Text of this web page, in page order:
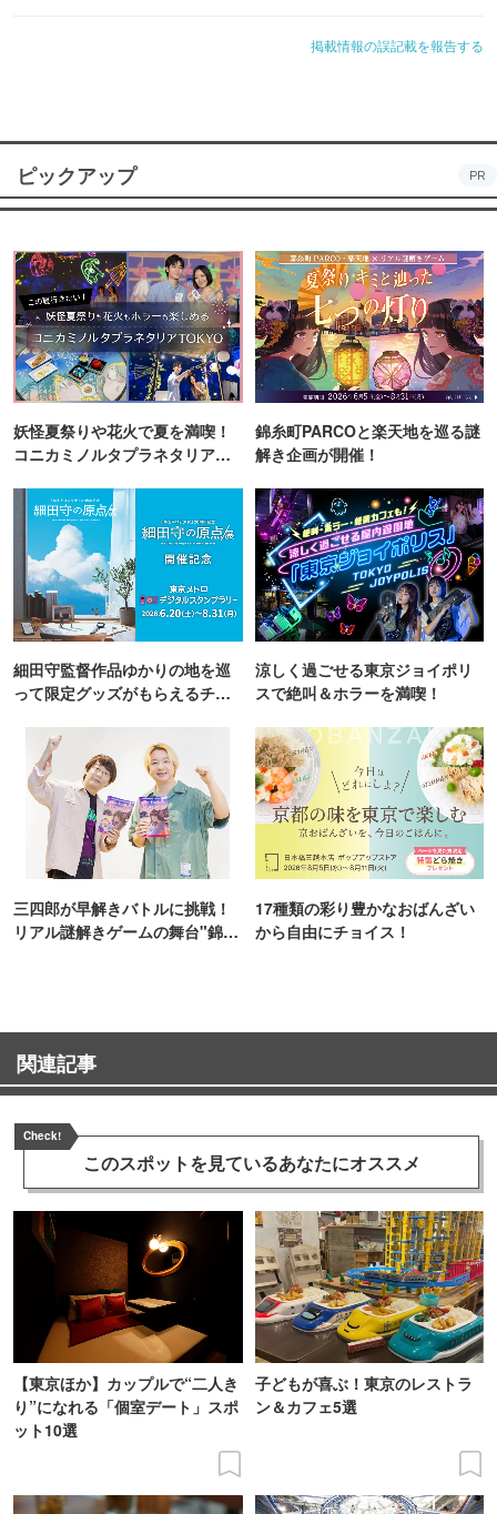
掲載情報の誤記載を報告する
ピックアップ PR
妖怪夏祭りや花火で夏を満喫！
コニカミノルタプラネタリア
錦糸町PARCOと楽天地を巡る謎
解き企画が開催！
細田守監督作品ゆかりの地を巡
って限定グッズがもらえるチャ
涼しく過ごせる東京ジョイポリ
スで絶叫＆ホラーを満喫！
三四郎が早解きバトルに挑戦！
リアル謎解きゲームの舞台"錦糸
17種類の彩り豊かなおばんざい
から自由にチョイス！
関連記事
Check!
このスポットを見ているあなたにオススメ
【東京ほか】カップルで“二人き
り”になれる「個室デート」スポ
ット10選
子どもが喜ぶ！東京のレストラ
ン＆カフェ5選